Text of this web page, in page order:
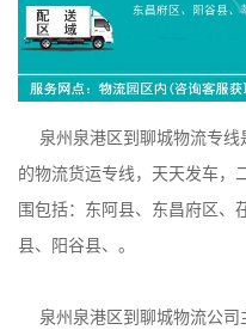
泉州泉港区到聊城物流专线
的物流货运专线，天天发车，
围包括：东阿县、东昌府区、
县、阳谷县、。
泉州泉港区到聊城物流公司